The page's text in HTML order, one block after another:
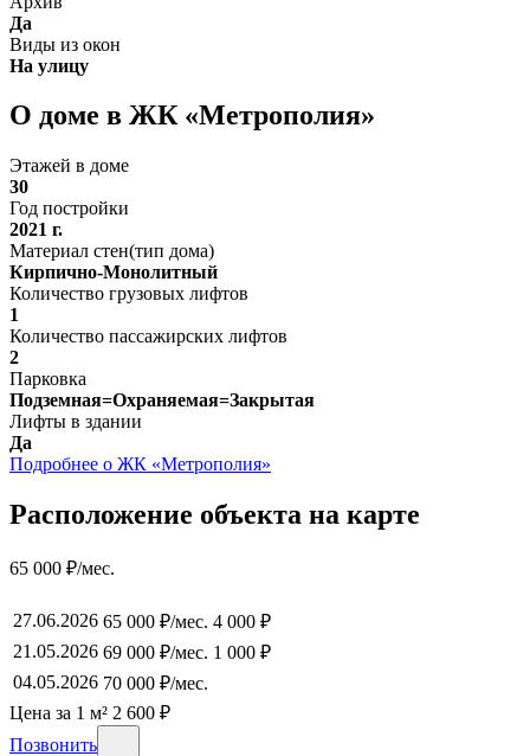
Да
Виды из окон
На улицу
О доме в ЖК «Метрополия»
Этажей в доме
30
Год постройки
2021 г.
Материал стен(тип дома)
Кирпично-Монолитный
Количество грузовых лифтов
1
Количество пассажирских лифтов
2
Парковка
Подземная=Охраняемая=Закрытая
Лифты в здании
Да
Подробнее о ЖК «Метрополия»
Расположение объекта на карте
65 000 ₽/мес.
27.06.2026 65 000 ₽/мес. 4 000 ₽
21.05.2026 69 000 ₽/мес. 1 000 ₽
04.05.2026 70 000 ₽/мес.
Цена за 1 м² 2 600 ₽
Позвонить